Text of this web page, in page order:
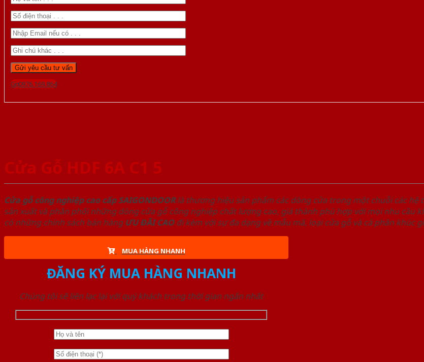
Gọi 0976.169.864
Cửa Gỗ HDF 6A C1 5
Cửa gỗ công nghiệp cao cấp SAIGONDOORlà thương hiệu sản phẩm các dòng cửa trong một chuỗi các hệ
sản xuất và phân phối những dòng cửa gỗ công nghiệp chất lượng cao, giá thành phù hợp với mọi nhu cầu
có những chính sách bán hàng ƯU ĐÃI CAOđi kèm với sự đa dạng về mẫu mã, loại cửa gỗ và cả phân khúc
MUA HÀNG NHANH
ĐĂNG KÝ MUA HÀNG NHANH
Chúng tôi sẽ liên lạc lại với quý khách trong thời gian ngắn nhất